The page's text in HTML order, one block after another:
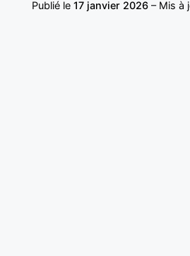
Publié le 17 janvier 2026– Mis à